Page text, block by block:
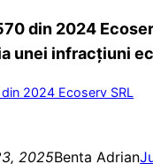
din 2024
unei infracțiuni
2024 Ecoserv SRL
2025Benta Adrian